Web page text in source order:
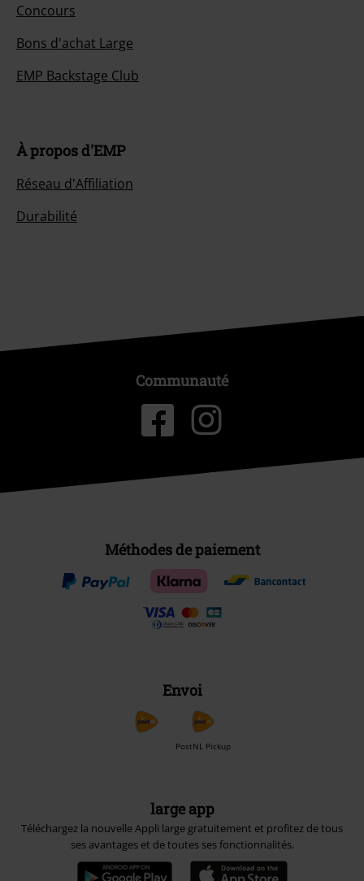
Concours
Bons d'achat Large
EMP Backstage Club
À propos d'EMP
Réseau d'Affiliation
Durabilité
Communauté
Méthodes de paiement
Envoi
PostNL Pickup
large app
Téléchargez la nouvelle Appli large gratuitement et profitez de tous
ses avantages et de toutes ses fonctionnalités.